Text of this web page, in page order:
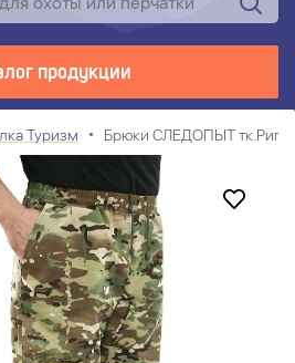
продукции
Туризм Брюки СЛЕДОПЫТ тк.Рип-